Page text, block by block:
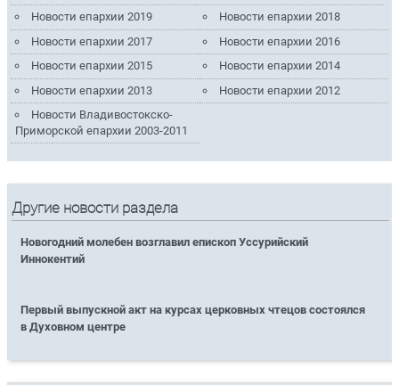
Новости епархии 2019
Новости епархии 2018
Новости епархии 2017
Новости епархии 2016
Новости епархии 2015
Новости епархии 2014
Новости епархии 2013
Новости епархии 2012
Новости Владивостокско-
Приморской епархии 2003-2011
Другие новости раздела
Новогодний молебен возглавил епископ Уссурийский
Иннокентий
Первый выпускной акт на курсах церковных чтецов состоялся
в Духовном центре